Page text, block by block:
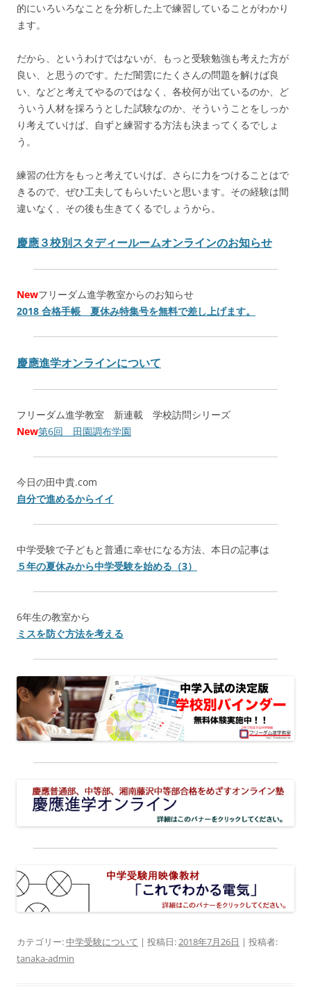
的にいろいろなことを分析した上で練習していることがわかり
ます。
だから、というわけではないが、もっと受験勉強も考えた方が
良い、と思うのです。ただ闇雲にたくさんの問題を解けば良
い、などと考えてやるのではなく、各校何が出ているのか、ど
ういう人材を採ろうとした試験なのか、そういうことをしっか
り考えていけば、自ずと練習する方法も決まってくるでしょ
う。
練習の仕方をもっと考えていけば、さらに力をつけることはで
きるので、ぜひ工夫してもらいたいと思います。その経験は間
違いなく、その後も生きてくるでしょうから。
慶應３校別スタディールームオンラインのお知らせ
Newフリーダム進学教室からのお知らせ
2018 合格手帳 夏休み特集号を無料で差し上げます。
慶應進学オンラインについて
フリーダム進学教室 新連載 学校訪問シリーズ
New第6回 田園調布学園
今日の田中貴.com
自分で進めるからイイ
中学受験で子どもと普通に幸せになる方法、本日の記事は
５年の夏休みから中学受験を始める（3）
6年生の教室から
ミスを防ぐ方法を考える
カテゴリー:中学受験について | 投稿日:2018年7月26日 | 投稿者:
tanaka-admin